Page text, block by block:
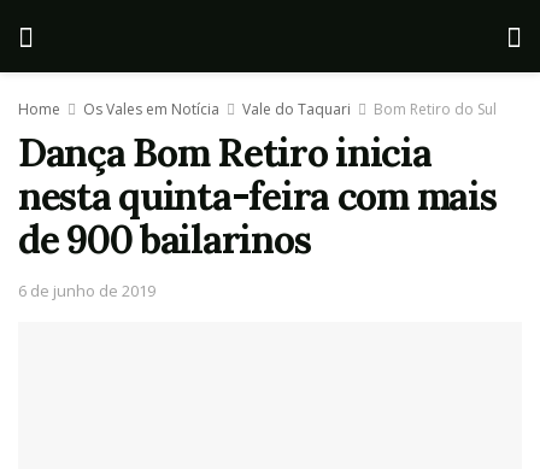
Home Os Vales em Notícia Vale do Taquari Bom Retiro do Sul
Dança Bom Retiro inicia
nesta quinta-feira com mais
de 900 bailarinos
6 de junho de 2019